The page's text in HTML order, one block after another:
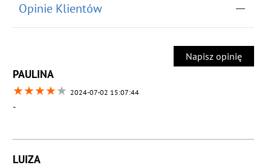
Opinie Klientów
Napisz opinię
PAULINA
★★★★★ 2024-07-02 15:07:44
-
LUIZA